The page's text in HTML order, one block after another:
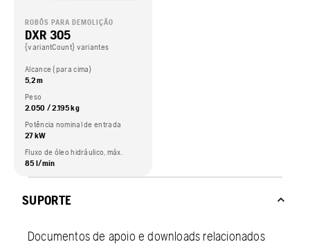
ROBÔS PARA DEMOLIÇÃO
DXR 305
{variantCount} variantes
Alcance (para cima)
5,2 m
Peso
2.050 / 2.195 kg
Potência nominal de entrada
27 kW
Fluxo de óleo hidráulico, máx.
85 l/min
SUPORTE
Documentos de apoio e downloads relacionados